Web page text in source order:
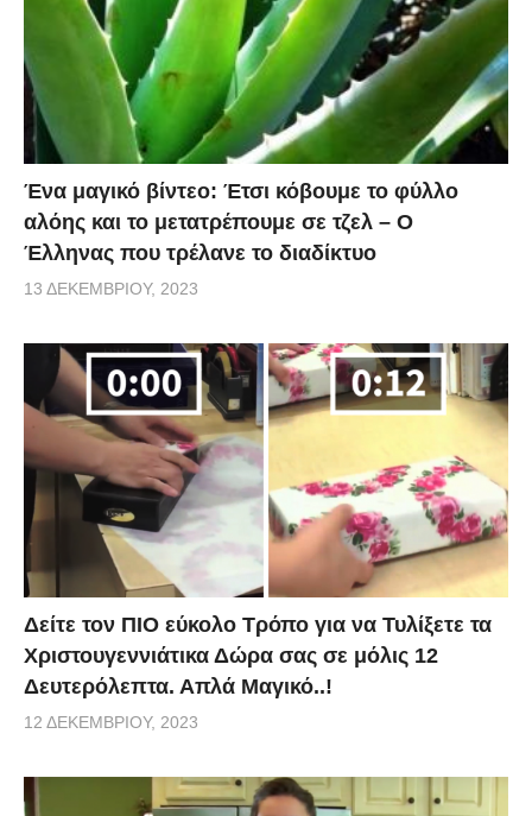
Ένα μαγικό βίντεο: Έτσι κόβουμε το φύλλο
αλόης και το μετατρέπουμε σε τζελ – O
Έλληνας που τρέλανε το διαδίκτυο
13 ΔΕΚΕΜΒΡΊΟΥ, 2023
Δείτε τον ΠΙΟ εύκολο Τρόπο για να Τυλίξετε τα
Χριστουγεννιάτικα Δώρα σας σε μόλις 12
Δευτερόλεπτα. Απλά Μαγικό..!
12 ΔΕΚΕΜΒΡΊΟΥ, 2023